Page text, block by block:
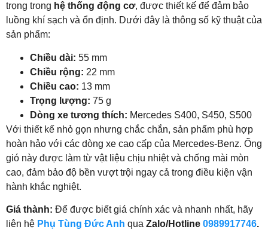
trọng trong hệ thống động cơ, được thiết kế để đảm bảo
luồng khí sạch và ổn định. Dưới đây là thông số kỹ thuật của
sản phẩm:
Chiều dài: 55 mm
Chiều rộng: 22 mm
Chiều cao: 13 mm
Trọng lượng: 75 g
Dòng xe tương thích: Mercedes S400, S450, S500
Với thiết kế nhỏ gọn nhưng chắc chắn, sản phẩm phù hợp
hoàn hảo với các dòng xe cao cấp của Mercedes-Benz. Ống
gió này được làm từ vật liệu chịu nhiệt và chống mài mòn
cao, đảm bảo độ bền vượt trội ngay cả trong điều kiện vận
hành khắc nghiệt.
Giá thành: Để được biết giá chính xác và nhanh nhất, hãy
liên hệ Phụ Tùng Đức Anh qua Zalo/Hotline 0989917746.